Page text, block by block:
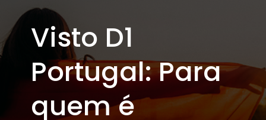
Visto D1
Portugal: Para
quem é